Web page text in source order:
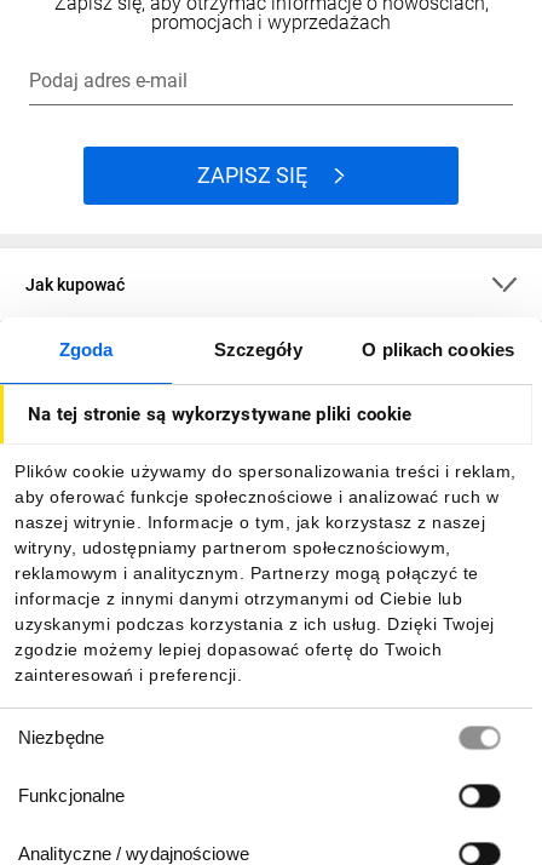
Zgoda Szczegóły O plikach cookies
Na tej stronie są wykorzystywane pliki cookie
Plików cookie używamy do spersonalizowania treści i reklam,
aby oferować funkcje społecznościowe i analizować ruch w
naszej witrynie. Informacje o tym, jak korzystasz z naszej
witryny, udostępniamy partnerom społecznościowym,
reklamowym i analitycznym. Partnerzy mogą połączyć te
informacje z innymi danymi otrzymanymi od Ciebie lub
uzyskanymi podczas korzystania z ich usług. Dzięki Twojej
zgodzie możemy lepiej dopasować ofertę do Twoich
zainteresowań i preferencji.
zgody
Niezbędne
Funkcjonalne
Analityczne / wydajnościowe
promocjach i wyprzedażach
Podaj adres e-mail
ZAPISZ SIĘ
Jak kupować
O firmie
Informacje
Pobierz naszą aplikację mobilną: